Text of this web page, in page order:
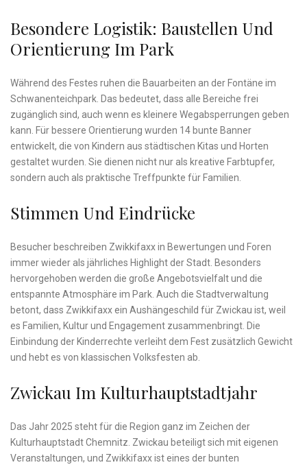
Besondere Logistik: Baustellen Und
Orientierung Im Park
Während des Festes ruhen die Bauarbeiten an der Fontäne im
Schwanenteichpark. Das bedeutet, dass alle Bereiche frei
zugänglich sind, auch wenn es kleinere Wegabsperrungen geben
kann. Für bessere Orientierung wurden 14 bunte Banner
entwickelt, die von Kindern aus städtischen Kitas und Horten
gestaltet wurden. Sie dienen nicht nur als kreative Farbtupfer,
sondern auch als praktische Treffpunkte für Familien.
Stimmen Und Eindrücke
Besucher beschreiben Zwikkifaxx in Bewertungen und Foren
immer wieder als jährliches Highlight der Stadt. Besonders
hervorgehoben werden die große Angebotsvielfalt und die
entspannte Atmosphäre im Park. Auch die Stadtverwaltung
betont, dass Zwikkifaxx ein Aushängeschild für Zwickau ist, weil
es Familien, Kultur und Engagement zusammenbringt. Die
Einbindung der Kinderrechte verleiht dem Fest zusätzlich Gewicht
und hebt es von klassischen Volksfesten ab.
Zwickau Im Kulturhauptstadtjahr
Das Jahr 2025 steht für die Region ganz im Zeichen der
Kulturhauptstadt Chemnitz. Zwickau beteiligt sich mit eigenen
Veranstaltungen, und Zwikkifaxx ist eines der bunten